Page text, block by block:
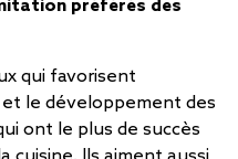
préférés des
qui favorisent
et le développement des
ont le plus de succès